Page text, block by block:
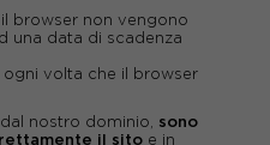
browser non vengono
una data di scadenza
volta che il browser
nostro dominio, sono
il sito e in